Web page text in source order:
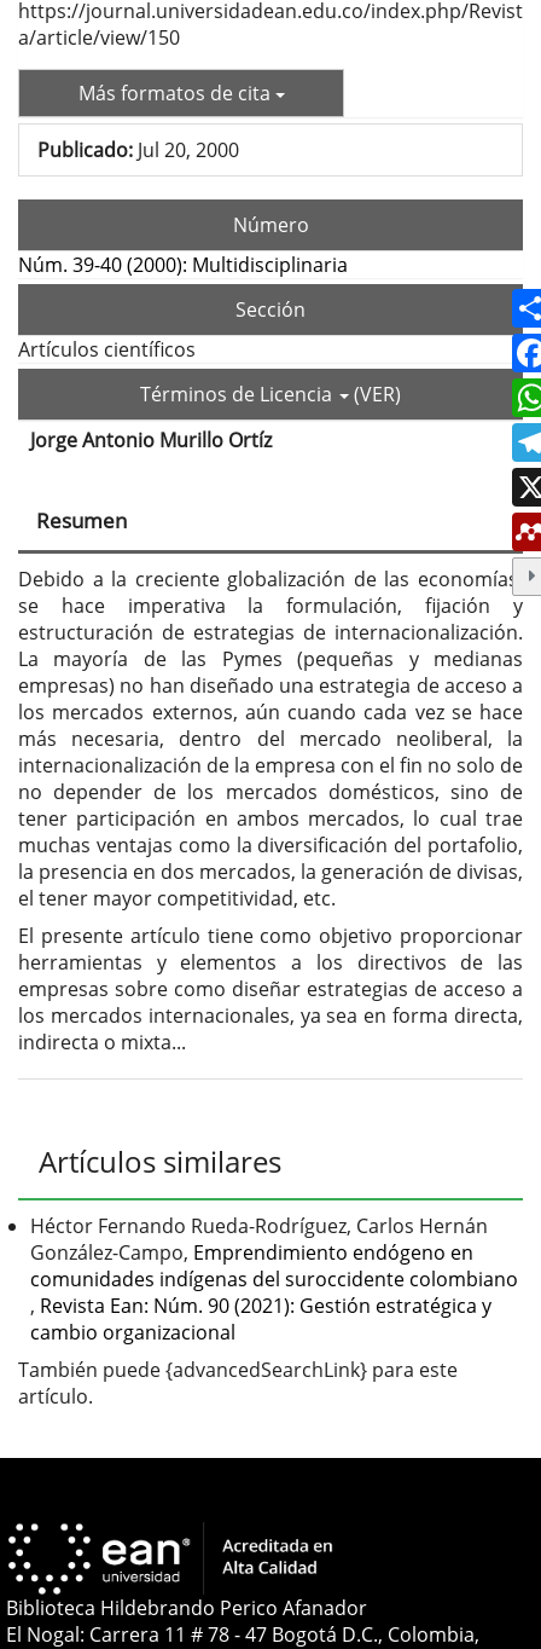
https://journal.universidadean.edu.co/index.php/Revist
a/article/view/150
Más formatos de cita
Publicado: Jul 20, 2000
Número
Núm. 39-40 (2000): Multidisciplinaria
Sección
Artículos científicos
Términos de Licencia
(VER)
Contenido
principal
del
artículo
Jorge Antonio Murillo Ortíz
Resumen
Debido a la creciente globalización de las economías,
se hace imperativa la formulación, fijación y
estructuración de estrategias de internacionalización.
La mayoría de las Pymes (pequeñas y medianas
empresas) no han diseñado una estrategia de acceso a
los mercados externos, aún cuando cada vez se hace
más necesaria, dentro del mercado neoliberal, la
internacionalización de la empresa con el fin no solo de
no depender de los mercados domésticos, sino de
tener participación en ambos mercados, lo cual trae
muchas ventajas como la diversificación del portafolio,
la presencia en dos mercados, la generación de divisas,
el tener mayor competitividad, etc.
El presente artículo tiene como objetivo proporcionar
herramientas y elementos a los directivos de las
empresas sobre como diseñar estrategias de acceso a
los mercados internacionales, ya sea en forma directa,
indirecta o mixta...
Detalles
del
artículo
Artículos similares
Héctor Fernando Rueda-Rodríguez, Carlos Hernán
González-Campo, Emprendimiento endógeno en
comunidades indígenas del suroccidente colombiano
, Revista Ean: Núm. 90 (2021): Gestión estratégica y
cambio organizacional
También puede {advancedSearchLink} para este
artículo.
Biblioteca Hildebrando Perico Afanador
El Nogal: Carrera 11 # 78 - 47 Bogotá D.C., Colombia,